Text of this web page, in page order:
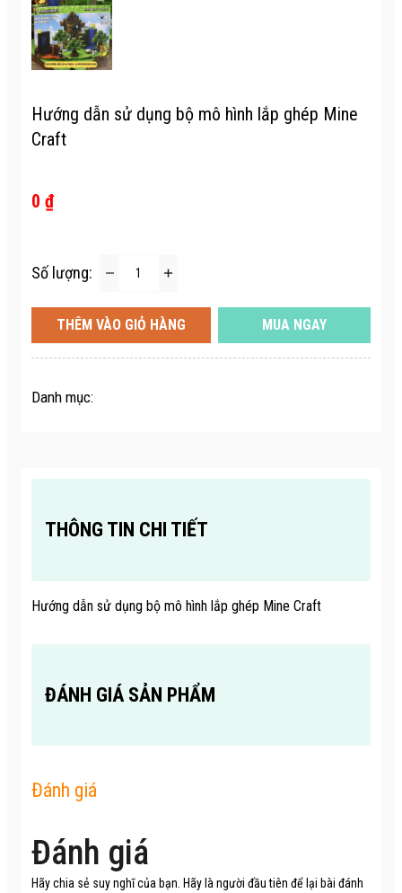
Hướng dẫn sử dụng bộ mô hình lắp ghép Mine
Craft
0 ₫
Số lượng:
THÊM VÀO GIỎ HÀNG MUA NGAY
Danh mục:
THÔNG TIN CHI TIẾT
Hướng dẫn sử dụng bộ mô hình lắp ghép Mine Craft
ĐÁNH GIÁ SẢN PHẨM
Đánh giá
Đánh giá
Hãy chia sẻ suy nghĩ của bạn. Hãy là người đầu tiên để lại bài đánh